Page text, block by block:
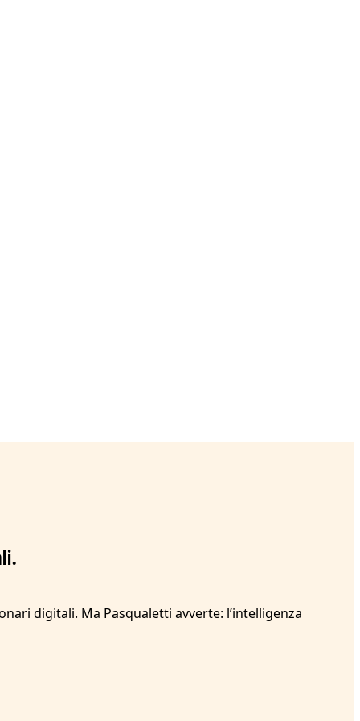
digitali. Ma Pasqualetti avverte: l’intelligenza